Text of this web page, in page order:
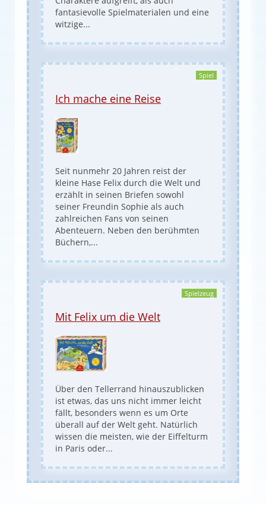
fantasievolle Spielmaterialen und eine
witzige...
Spiel
Ich mache eine Reise
Seit nunmehr 20 Jahren reist der
kleine Hase Felix durch die Welt und
erzählt in seinen Briefen sowohl
seiner Freundin Sophie als auch
zahlreichen Fans von seinen
Abenteuern. Neben den berühmten
Büchern,...
Spielzeug
Mit Felix um die Welt
Über den Tellerrand hinauszublicken
ist etwas, das uns nicht immer leicht
fällt, besonders wenn es um Orte
überall auf der Welt geht. Natürlich
wissen die meisten, wie der Eiffelturm
in Paris oder...